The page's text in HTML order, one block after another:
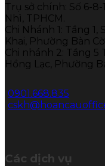
Trụ sở chính: Số 6-
Nhì, TPHCM.
Chi Nhánh 1: Tầng
Khai, Phường Bàn
Chi nhánh 2: Tầng 5
Hồng Lạc, Phường
0901.668.835
Các dịch vụ